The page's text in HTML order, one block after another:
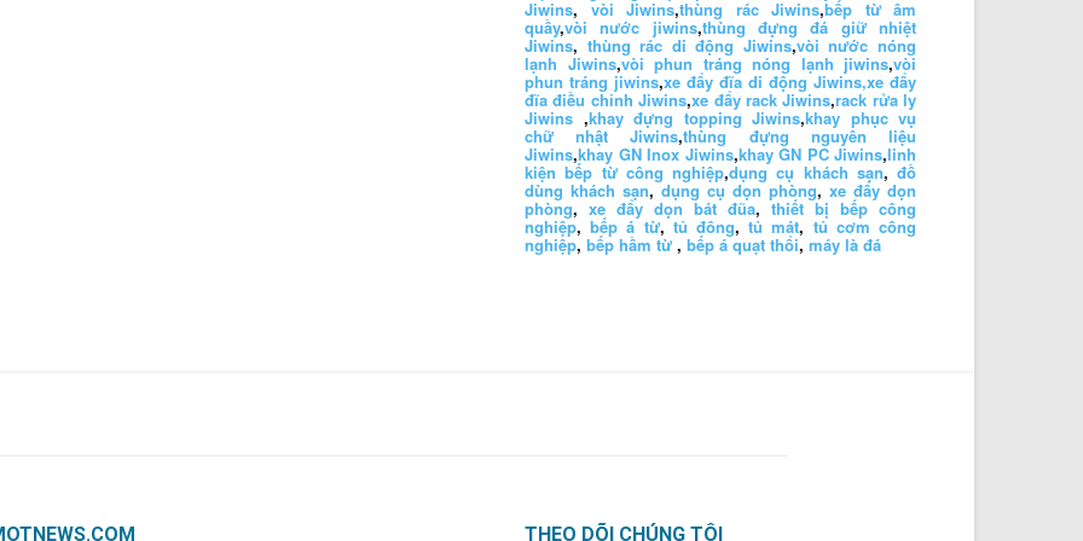
Jiwins, vòi Jiwins,thùng rác Jiwins,bếp từ âm
quầy,vòi nước jiwins,thùng đựng đá giữ nhiệt
Jiwins, thùng rác di động Jiwins,vòi nước nóng
lạnh Jiwins,vòi phun tráng nóng lạnh jiwins,vòi
phun tráng jiwins,xe đẩy đĩa di động Jiwins,xe đẩy
đĩa điều chỉnh Jiwins,xe đẩy rack Jiwins,rack rửa ly
Jiwins ,khay đựng topping Jiwins,khay phục vụ
chữ nhật Jiwins,thùng đựng nguyên liệu
Jiwins,khay GN Inox Jiwins,khay GN PC Jiwins,linh
kiện bếp từ công nghiệp,dụng cụ khách sạn, đồ
dùng khách sạn, dụng cụ dọn phòng, xe đẩy dọn
phòng, xe đẩy dọn bát đũa, thiết bị bếp công
nghiệp,bếp á từ, tủ đông,tủ mát, tủ cơm công
nghiệp, bếp hầm từ , bếp á quạt thổi, máy là đá
THEO DÕI CHÚNG TÔI